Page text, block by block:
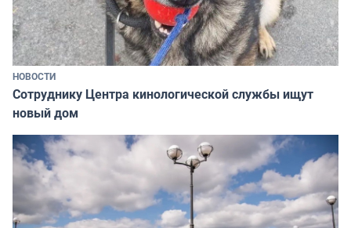
НОВОСТИ
Сотруднику Центра кинологической службы ищут
новый дом